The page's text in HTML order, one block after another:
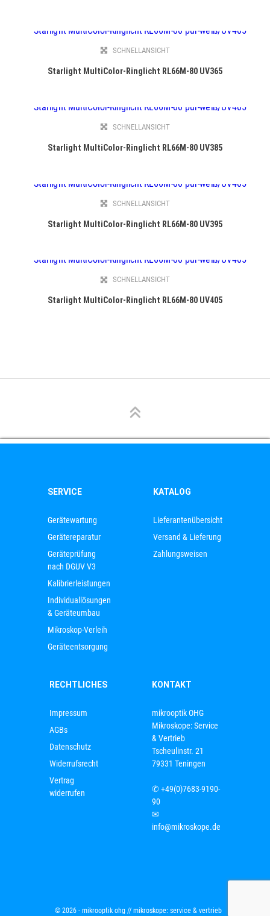
SCHNELLANSICHT
Starlight MultiColor-Ringlicht RL66M-80 UV365
SCHNELLANSICHT
Starlight MultiColor-Ringlicht RL66M-80 UV385
SCHNELLANSICHT
Starlight MultiColor-Ringlicht RL66M-80 UV395
SCHNELLANSICHT
Starlight MultiColor-Ringlicht RL66M-80 UV405
SERVICE
Gerätewartung
Gerätereparatur
Geräteprüfung
nach DGUV V3
Kalibrierleistungen
Individuallösungen
& Geräteumbau
Mikroskop-Verleih
Geräteentsorgung
KATALOG
Lieferantenübersicht
Versand & Lieferung
Zahlungsweisen
RECHTLICHES
Impressum
AGBs
Datenschutz
Widerrufsrecht
Vertrag
widerrufen
KONTAKT
mikrooptik OHG
Mikroskope: Service
& Vertrieb
Tscheulinstr. 21
79331 Teningen
✆+49(0)7683-9190-
90
✉
info@mikroskope.de
© 2026 - mikrooptik ohg // mikroskope: service & vertrieb